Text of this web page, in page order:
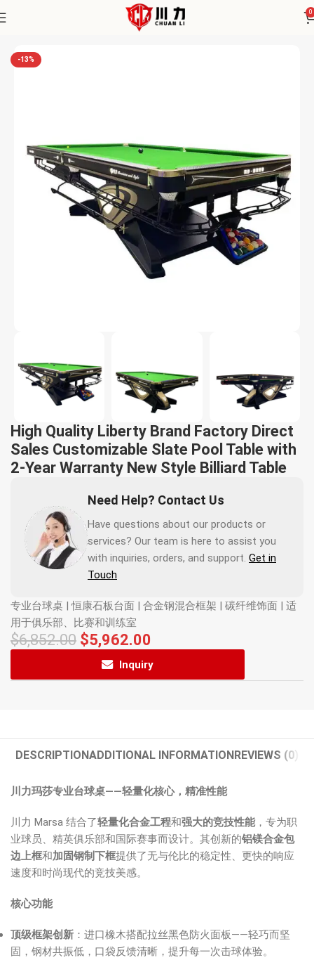
0
-13%
High Quality Liberty Brand Factory Direct
Sales Customizable Slate Pool Table with
2-Year Warranty New Style Billiard Table
Need Help? Contact Us
Have questions about our products or
services? Our team is here to assist you
with inquiries, orders, and support. Get in
Touch
专业台球桌 | 恒康石板台面 | 合金钢混合框架 | 碳纤维饰面 | 适
用于俱乐部、比赛和训练室
$6,852.00 $5,962.00
Inquiry
DESCRIPTIONADDITIONAL INFORMATIONREVIEWS (0)
川力玛莎专业台球桌——轻量化核心，精准性能
川力 Marsa 结合了轻量化合金工程和强大的竞技性能 ，专为职
业球员、精英俱乐部和国际赛事而设计。其创新的铝镁合金包
边上框和加固钢制下框提供了无与伦比的稳定性、更快的响应
速度和时尚现代的竞技美感。
核心功能
顶级框架创新 ：进口橡木搭配拉丝黑色防火面板——轻巧而坚
固，钢材共振低，口袋反馈清晰，提升每一次击球体验。